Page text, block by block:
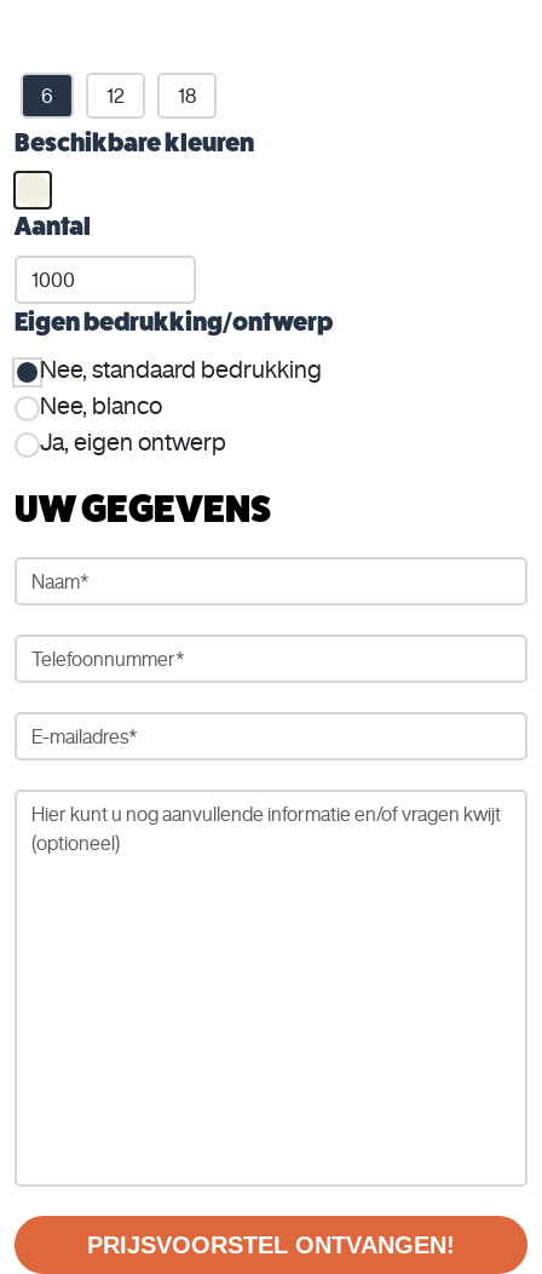
6 12 18
Beschikbare kleuren
Aantal
Eigen bedrukking/ontwerp
Nee, standaard bedrukking
Nee, blanco
Ja, eigen ontwerp
UW GEGEVENS
PRIJSVOORSTEL ONTVANGEN!